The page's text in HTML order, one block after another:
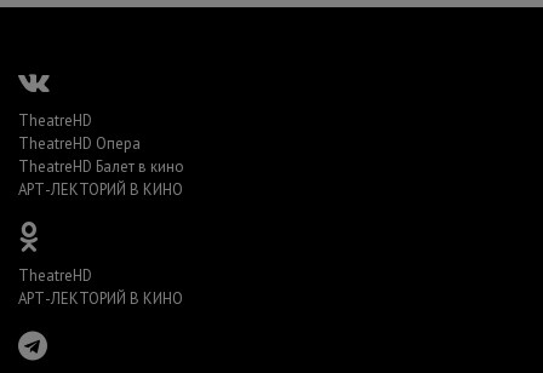
TheatreHD
TheatreHD Опера
TheatreHD Балет в кино
АРТ-ЛЕКТОРИЙ В КИНО
TheatreHD
АРТ-ЛЕКТОРИЙ В КИНО